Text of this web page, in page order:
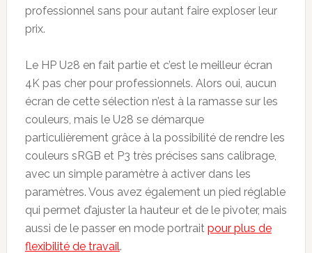
professionnel sans pour autant faire exploser leur
prix.
Le HP U28 en fait partie et c’est le meilleur écran
4K pas cher pour professionnels. Alors oui, aucun
écran de cette sélection n’est à la ramasse sur les
couleurs, mais le U28 se démarque
particulièrement grâce à la possibilité de rendre les
couleurs sRGB et P3 très précises sans calibrage,
avec un simple paramètre à activer dans les
paramètres. Vous avez également un pied réglable
qui permet d’ajuster la hauteur et de le pivoter, mais
aussi de le passer en mode portrait pour plus de
flexibilité de travail.